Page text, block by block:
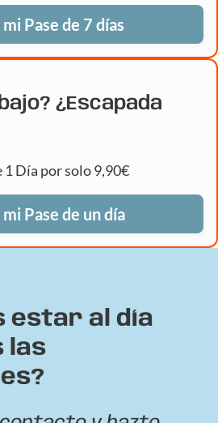
Pase de 7 días
¿Escapada
1 Día por solo 9,90€
Pase de un día
estar al día
las